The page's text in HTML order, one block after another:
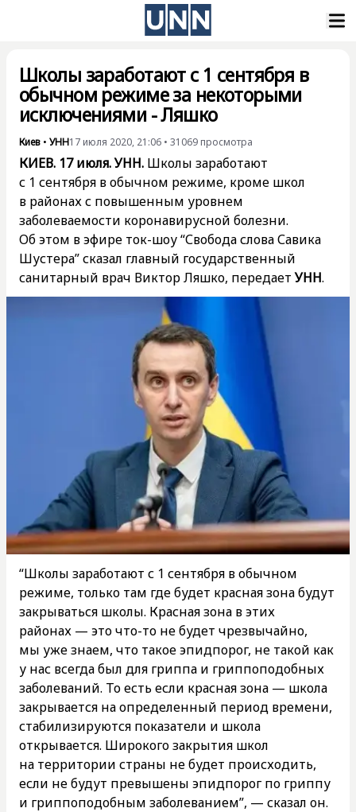
Школы заработают с 1 сентября в
обычном режиме за некоторыми
исключениями - Ляшко
Киев • УНН17 июля 2020, 21:06 • 31069 просмотра
КИЕВ. 17 июля. УНН. Школы заработают
с 1 сентября в обычном режиме, кроме школ
в районах с повышенным уровнем
заболеваемости коронавирусной болезни.
Об этом в эфире ток-шоу “Свобода слова Савика
Шустера” сказал главный государственный
санитарный врач Виктор Ляшко, передаетУНН.
“Школы заработают с 1 сентября в обычном
режиме, только там где будет красная зона будут
закрываться школы. Красная зона в этих
районах — это что-то не будет чрезвычайно,
мы уже знаем, что такое эпидпорог, не такой как
у нас всегда был для гриппа и гриппоподобных
заболеваний. То есть если красная зона — школа
закрывается на определенный период времени,
стабилизируются показатели и школа
открывается. Широкого закрытия школ
на территории страны не будет происходить,
если не будут превышены эпидпорог по гриппу
и гриппоподобным заболеванием”, — сказал он.